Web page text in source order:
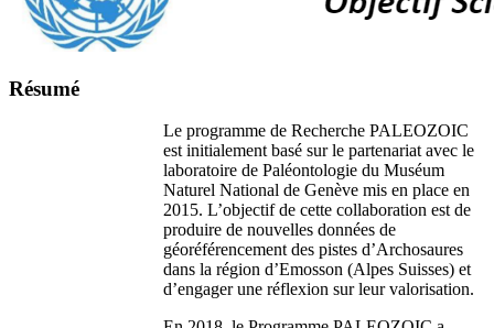
Résumé
Le programme de Recherche PALEOZOIC
est initialement basé sur le partenariat avec le
laboratoire de Paléontologie du Muséum
Naturel National de Genève mis en place en
2015. L’objectif de cette collaboration est de
produire de nouvelles données de
géoréférencement des pistes d’Archosaures
dans la région d’Emosson (Alpes Suisses) et
d’engager une réflexion sur leur valorisation.